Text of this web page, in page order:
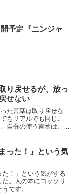
予定『ニンジャ
り戻せるが、放っ
せない
た言葉は取り戻せな
もリアルでも同じこ
自分の使う言葉は、自
った！」という気
！」という気がする
。人の本にコッソリ
です。